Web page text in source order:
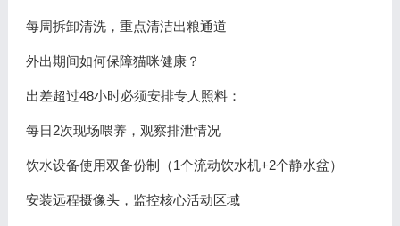
每周拆卸清洗，重点清洁出粮通道
外出期间如何保障猫咪健康？
出差超过48小时必须安排专人照料：
每日2次现场喂养，观察排泄情况
饮水设备使用双备份制（1个流动饮水机+2个静水盆）
安装远程摄像头，监控核心活动区域